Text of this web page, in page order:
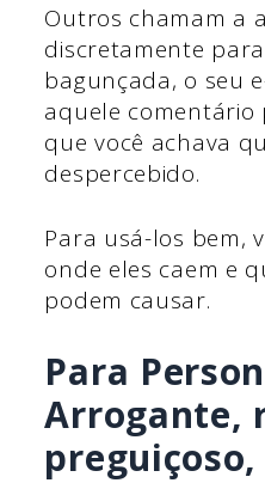
Outros chamam a
discretamente
bagunçada, o seu
aquele comentário
que você achava
despercebido.
Para usá-los bem,
onde eles caem e
podem causar.
Para
Arrogante,